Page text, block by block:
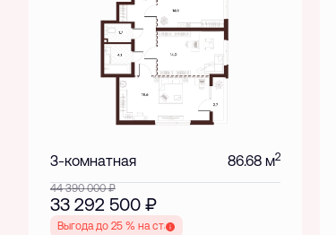
3-комнатная 86.68 м2
44 390 000₽
33 292 500 ₽
Выгода до 25 % на старте